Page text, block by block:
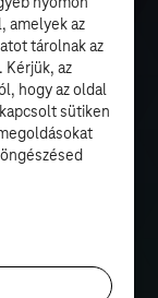
amelyek az
tárolnak az
Kérjük, az
hogy az oldal
sütiken